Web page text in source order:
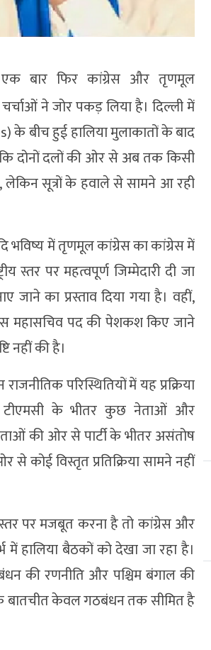
बार फिर कांग्रेस और तृणमूल
ने जोर पकड़ लिया है। दिल्ली में
के बीच हुई हालिया मुलाकातों के बाद
दोनों दलों की ओर से अब तक किसी
लेकिन सूत्रों के हवाले से सामने आ रही
भविष्य में तृणमूल कांग्रेस का कांग्रेस में
स्तर पर महत्वपूर्ण जिम्मेदारी दी जा
जाने का प्रस्ताव दिया गया है। वहीं,
महासचिव पद की पेशकश किए जाने
नहीं की है।
परिस्थितियों में यह प्रक्रिया
कि टीएमसी के भीतर कुछ नेताओं और
की ओर से पार्टी के भीतर असंतोष
से कोई विस्तृत प्रतिक्रिया सामने नहीं
स्तर पर मजबूत करना है तो कांग्रेस और
हालिया बैठकों को देखा जा रहा है।
की रणनीति और पश्चिम बंगाल की
कि बातचीत केवल गठबंधन तक सीमित है